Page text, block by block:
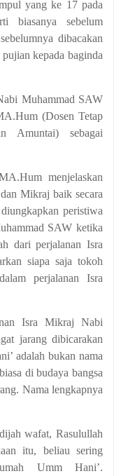
yang ke 17 pada
biasanya sebelum
dibacakan
kepada baginda
Muhammad SAW
(Dosen Tetap
Amuntai) sebagai
menjelaskan
Mikraj baik secara
peristiwa
SAW ketika
dari perjalanan Isra
siapa saja tokoh
perjalanan Isra
Isra Mikraj Nabi
jarang dibicarakan
adalah bukan nama
di budaya bangsa
Nama lengkapnya
wafat, Rasulullah
itu, beliau sering
Umm Hani’.